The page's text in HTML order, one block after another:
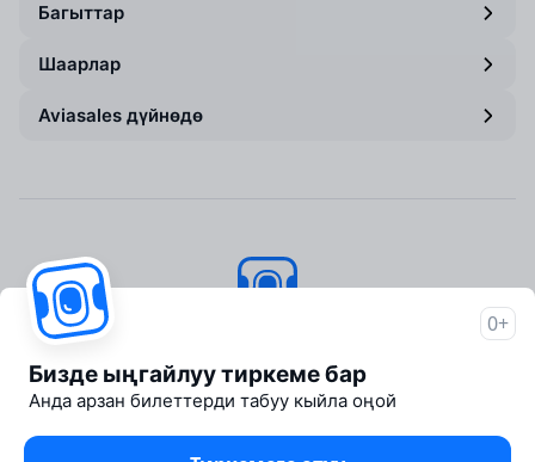
Багыттар
Шаарлар
Aviasales дүйнөдө
About Aviasales
Newsroom
Travelpayouts
0+
Бизде ыңгайлуу тиркеме бар
Анда арзан билеттерди табуу кыйла оңой